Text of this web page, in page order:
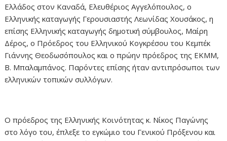
Ελλάδος στον Καναδά, Ελευθέριος Αγγελόπουλος, ο
Ελληνικής καταγωγής Γερουσιαστής Λεωνίδας Χουσάκος, η
επίσης Ελληνικής καταγωγής δημοτική σύμβουλος, Μαίρη
Δέρος, ο Πρόεδρος του Ελληνικού Κογκρέσου του Κεμπέκ
Γιάννης Θεοδωσόπουλος και ο πρώην πρόεδρος της ΕΚΜΜ,
Β. Μπαλαμπάνος. Παρόντες επίσης ήταν αντιπρόσωποι των
ελληνικών τοπικών συλλόγων.
Ο πρόεδρος της Ελληνικής Κοινότητας κ. Νίκος Παγώνης
στο λόγο του, έπλεξε το εγκώμιο του Γενικού Πρόξενου και